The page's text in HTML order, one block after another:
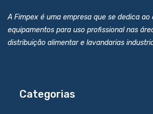
A Fimpex é uma empresa que se dedica ao
equipamentos para uso profissional nas
distribuição alimentar e lavandarias
Categorias